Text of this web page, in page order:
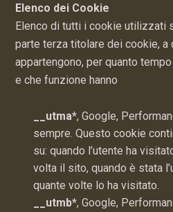
Elenco dei Cookie
Elenco di tutti i cookie utilizzati
parte terza titolare dei cookie, a
appartengono, per quanto
e che funzione hanno
__utma*, Google,
sempre. Questo cookie
su: quando l’utente ha
volta il sito, quando è stata
quante volte lo ha visitato.
__utmb*, Google,